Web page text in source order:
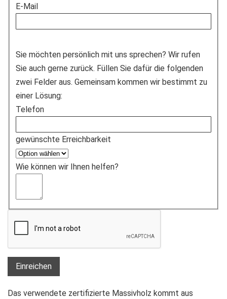
E-Mail
Sie möchten persönlich mit uns sprechen? Wir rufen
Sie auch gerne zurück. Füllen Sie dafür die folgenden
zwei Felder aus. Gemeinsam kommen wir bestimmt zu
einer Lösung:
Telefon
gewünschte Erreichbarkeit
Wie können wir Ihnen helfen?
Einreichen
Das verwendete zertifizierte Massivholz kommt aus